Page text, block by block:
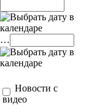
…
Новости с
видео